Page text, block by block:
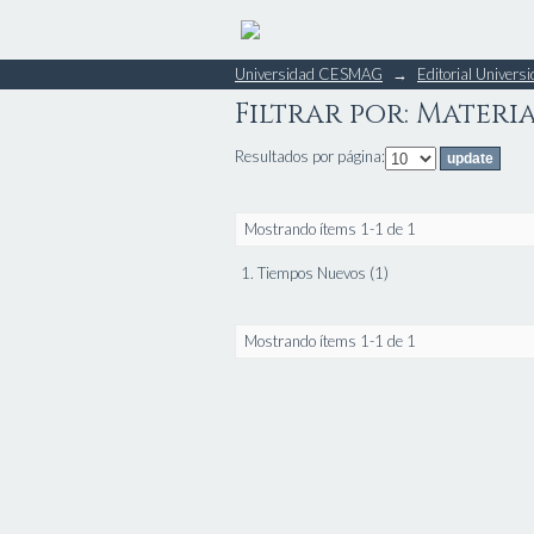
Filtrar por:
Universidad CESMAG → Editorial
Filtrar por:
Resultados por página:
Mostrando ítems 1-1 de 1
1. Tiempos Nuevos (1)
Mostrando ítems 1-1 de 1